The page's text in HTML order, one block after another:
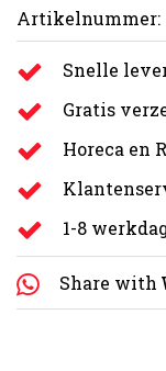
Artikelnummer:
Snelle
Gratis
Horeca en
1-8
Share with